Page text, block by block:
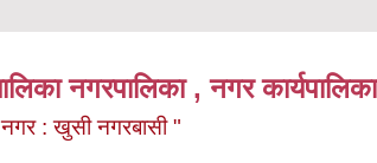
नगरपालिका , नगर
नगर : खुसी नगरबासी "